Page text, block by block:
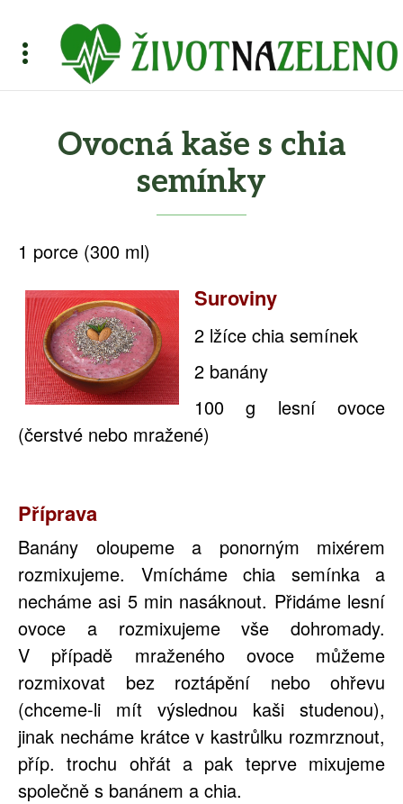
Ovocná kaše s chia
semínky
1 porce (300 ml)
Suroviny
2 lžíce chia semínek
2 banány
100 g lesní ovoce
(čerstvé nebo mražené)
Příprava
Banány oloupeme a ponorným mixérem
rozmixujeme. Vmícháme chia semínka a
necháme asi 5 min nasáknout. Přidáme lesní
ovoce a rozmixujeme vše dohromady.
V případě mraženého ovoce můžeme
rozmixovat bez roztápění nebo ohřevu
(chceme-li mít výslednou kaši studenou),
jinak necháme krátce v kastrůlku rozmrznout,
příp. trochu ohřát a pak teprve mixujeme
společně s banánem a chia.